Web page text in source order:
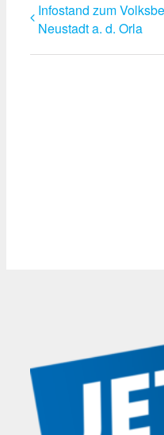
Infostand zum
Neustadt a. d. Orla